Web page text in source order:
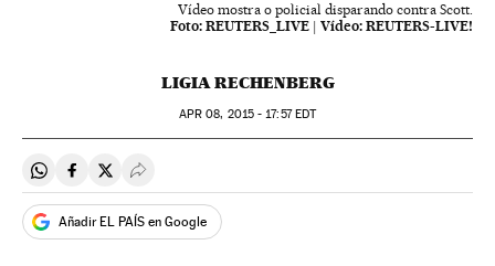
Vídeo mostra o policial disparando contra Scott.
Foto: REUTERS_LIVE | Vídeo: REUTERS-LIVE!
LIGIA RECHENBERG
APR 08, 2015 - 17:57EDT
Compartir en Whatsapp
Compartir en Facebook
Compartir en Twitter
Desplegar Redes Sociales
Añadir EL PAÍS en Google